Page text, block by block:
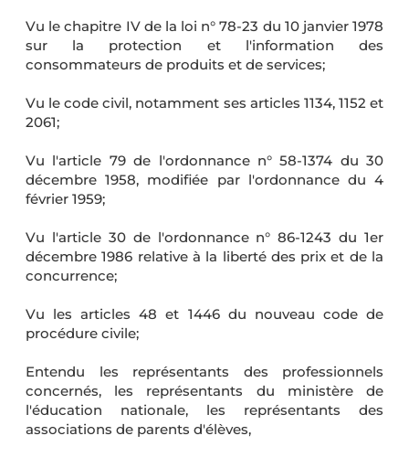
Vu le chapitre IV de la loi n° 78-23 du 10 janvier 1978
sur la protection et l'information des
consommateurs de produits et de services;
Vu le code civil, notamment ses articles 1134, 1152 et
2061;
Vu l'article 79 de l'ordonnance n° 58-1374 du 30
décembre 1958, modifiée par l'ordonnance du 4
février 1959;
Vu l'article 30 de l'ordonnance n° 86-1243 du 1er
décembre 1986 relative à la liberté des prix et de la
concurrence;
Vu les articles 48 et 1446 du nouveau code de
procédure civile;
Entendu les représentants des professionnels
concernés, les représentants du ministère de
l'éducation nationale, les représentants des
associations de parents d'élèves,